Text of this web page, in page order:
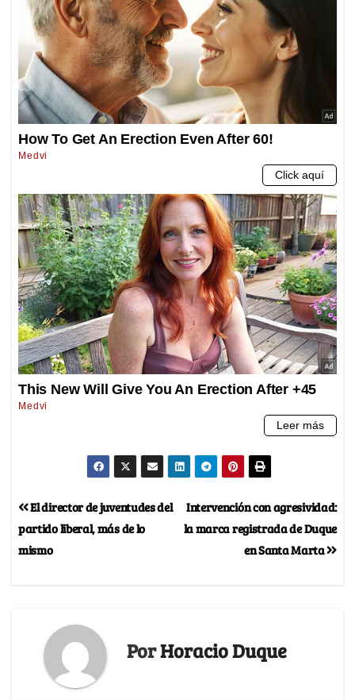
Intervención con agresividad:
la marca registrada de Duque
en Santa Marta
El director de juventudes del
partido liberal, más de lo
mismo
PorHoracio Duque